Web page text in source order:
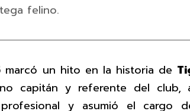
felino.
marcó un hito en la historia de
capitán y referente del club,
y asumió el cargo